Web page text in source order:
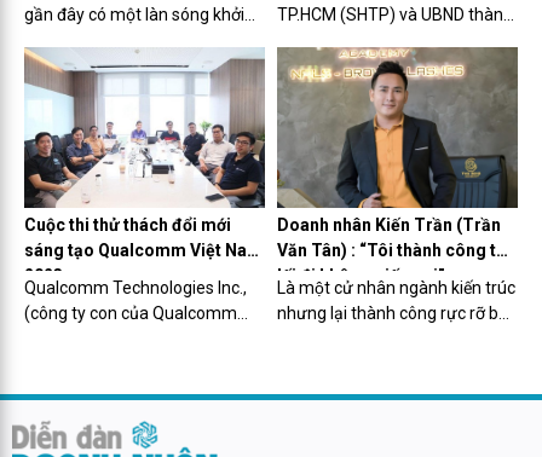
gần đây có một làn sóng khởi
thực tế tỷ lệ startup thành công
luôn chỉ có 3-5%. Lý do là các
bạn trẻ Việt Nam khi ra trường
còn yếu kỹ năng mềm...
TP.HCM (SHTP) và UBND thành
nghiệp Công nghệ cao (SHTP-
IC) vừa thức phát động cuộc thi
“DigiTrans Smart City - Sáng
kiến xây dựng thành phố
thông...
Cuộc thi thử thách đổi mới
sáng tạo Qualcomm Việt Nam
2023
Qualcomm Technologies Inc.,
(công ty con của Qualcomm
20/9/2023 tại TP.HCM.
Doanh nhân Kiến Trần (Trần
Văn Tân) : “Tôi thành công từ
lối đi không giống ai”
Là một cử nhân ngành kiến trúc
nhưng lại thành công rực rỡ bên